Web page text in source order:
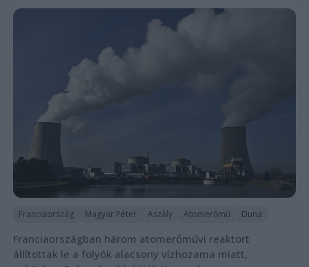
Franciaország Magyar Péter Aszály Atomerőmű Duna
Franciaországban három atomerőművi reaktort
állítottak le a folyók alacsony vízhozama miatt,